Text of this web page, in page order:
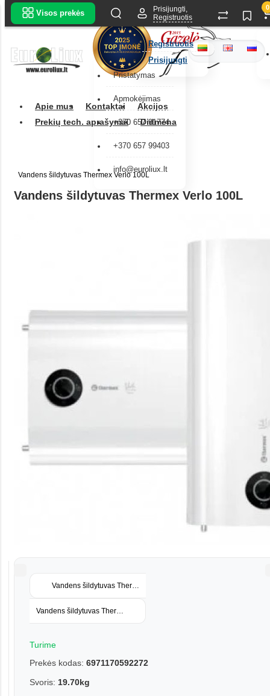
Pristatymas
Apmokėjimas
+370 657 91774
+370 657 99403
info@euroliux.lt
Apie mus Kontaktai
Akcijos
Prekių tech. aprašymai
Didmena
Visos prekės
Prisijungti,
Registruotis
Registruotis
Prisijungti
0
Vandens šildytuvas Thermex Verlo 100L
Vandens šildytuvas Thermex Verlo 100L
Vandens šildytuvas Thermex RIF 15-U
Vandens šildytuvas Thermex Seano 50L
Turime
Prekės kodas: 6971170592272
Svoris: 19.70kg